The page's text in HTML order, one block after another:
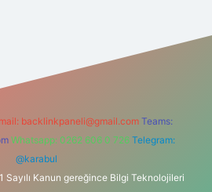
backlinkpaneli@gmail.com Teams:
Whatsapp: 0262 606 0 726 Telegram:
@karabul
Sayılı Kanun gereğince Bilgi Teknolojileri